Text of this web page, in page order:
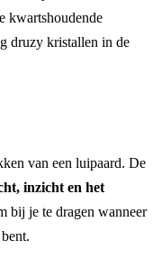
kwartshoudende
druzy kristallen in de
van een luipaard. De
inzicht en het
bij je te dragen wanneer